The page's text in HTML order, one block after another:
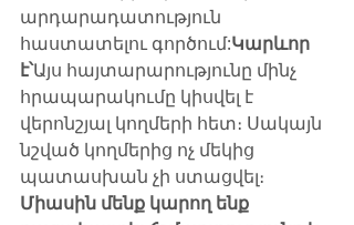
արդարադատություն
հաստատելու գործում:​Կարևոր
է՝Այս հայտարարությունը մինչ
հրապարակումը կիսվել է
վերոնշյալ կողմերի հետ։ Սակայն
նշված կողմերից ոչ մեկից
պատասխան չի ստացվել։​
Միասին մենք կարող ենք